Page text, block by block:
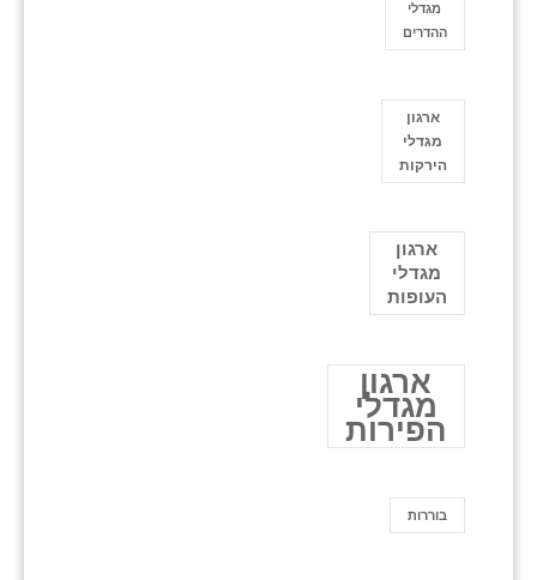
מגדלי
ההדרים
ארגון
מגדלי
הירקות
ארגון
מגדלי
העופות
ארגון
מגדלי
הפירות
בוררות